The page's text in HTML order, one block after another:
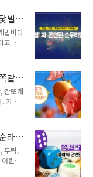
울시
다른
가르
낮잡아
분야
나타
는 체
별,
밥바라
고 합
. 그
익숙
에
밥바
는 별
에서
주책
같
감또개
가을
는 감
나무
이
요. 감
가 있
밖
라,
두럭,
린이
. 술